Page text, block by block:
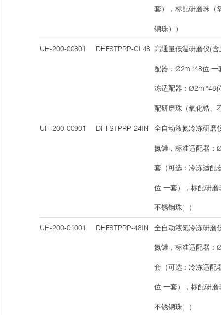
套），标配研磨珠（
钢珠））
UH-200-00801 DHFSTPRP-CL48 高通量低温研磨仪(
配器：Ø2ml*48位 一
冻适配器：Ø2ml*48
配研磨珠（氧化锆、
UH-200-00901 DHFSTPRP-24IN 全自动液氮冷冻研磨
氮罐，标准适配器：
套（可选：冷冻适配
位 一套），标配研磨
不锈钢珠））
UH-200-01001 DHFSTPRP-48IN 全自动液氮冷冻研磨
氮罐，标准适配器：
套（可选：冷冻适配
位 一套），标配研磨
不锈钢珠））